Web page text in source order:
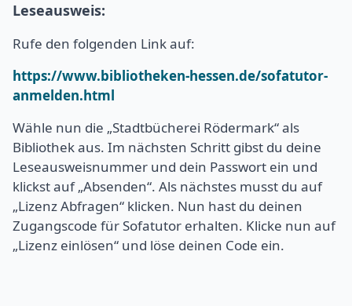
Leseausweis:
Rufe den folgenden Link auf:
https://www.bibliotheken-hessen.de/sofatutor-
anmelden.html
Wähle nun die „Stadtbücherei Rödermark“ als
Bibliothek aus. Im nächsten Schritt gibst du deine
Leseausweisnummer und dein Passwort ein und
klickst auf „Absenden“. Als nächstes musst du auf
„Lizenz Abfragen“ klicken. Nun hast du deinen
Zugangscode für Sofatutor erhalten. Klicke nun auf
„Lizenz einlösen“ und löse deinen Code ein.